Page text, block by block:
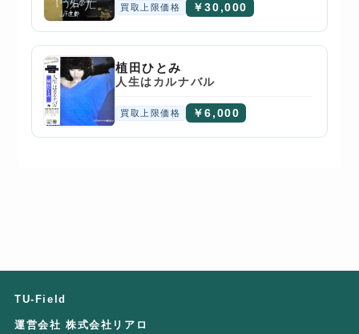
買取上限価格 ￥30,000
植田ひとみ
人生はカルナバル
買取上限価格 ￥6,000
TU-Field
運営会社 株式会社リアロ